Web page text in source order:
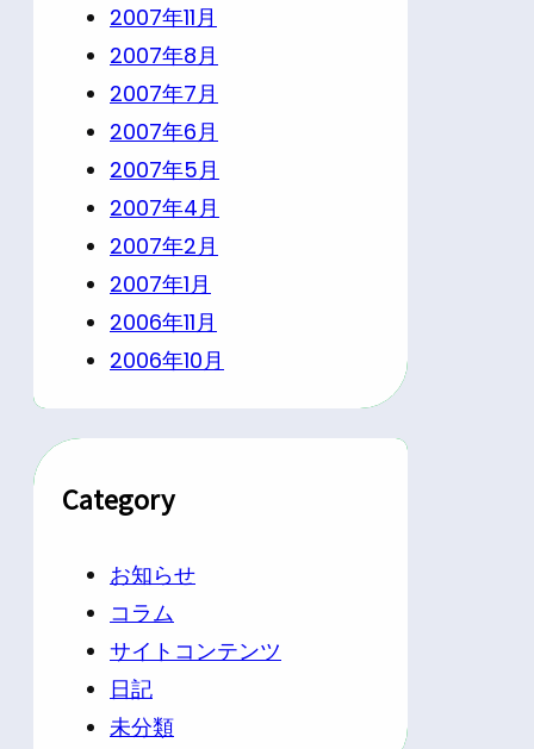
2007年11月
2007年8月
2007年7月
2007年6月
2007年5月
2007年4月
2007年2月
2007年1月
2006年11月
2006年10月
Category
お知らせ
コラム
サイトコンテンツ
日記
未分類